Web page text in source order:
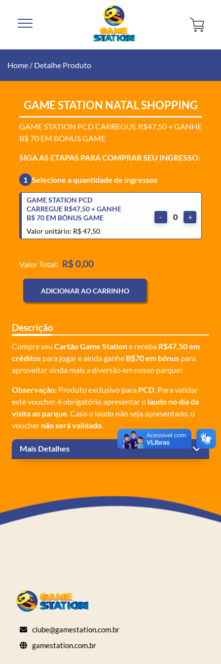
Home / Detalhe Produto
GAME STATION NATAL SHOPPING
GAME STATION PCD CARREGUE R$47,50 + GANHE
B$ 70 EM BÔNUS GAME
SIGA AS ETAPAS PARA COMPRAR SEU INGRESSO:
1 Selecione a quantidade de ingressos
GAME STATION PCD
CARREGUE R$47,50 + GANHE
B$ 70 EM BÔNUS GAME
Valor unitário: R$ 47,50
- 0 +
Valor Total: R$ 0,00
ADICIONAR AO CARRINHO
Descrição
Compre seu Cartão Game Statione receba R$47,50 em
créditos para jogar e ainda ganhe B$70 em bônus para
aproveitar ainda mais a diversão em nosso parque!
Observação: Produto exclusivo para PCD. Para validar
este voucher, é obrigatório apresentar o laudo no dia da
visita ao parque. Caso o laudo não seja apresentado, o
voucher não será validado.
Mais Detalhes
clube@gamestation.com.br
gamestation.com.br